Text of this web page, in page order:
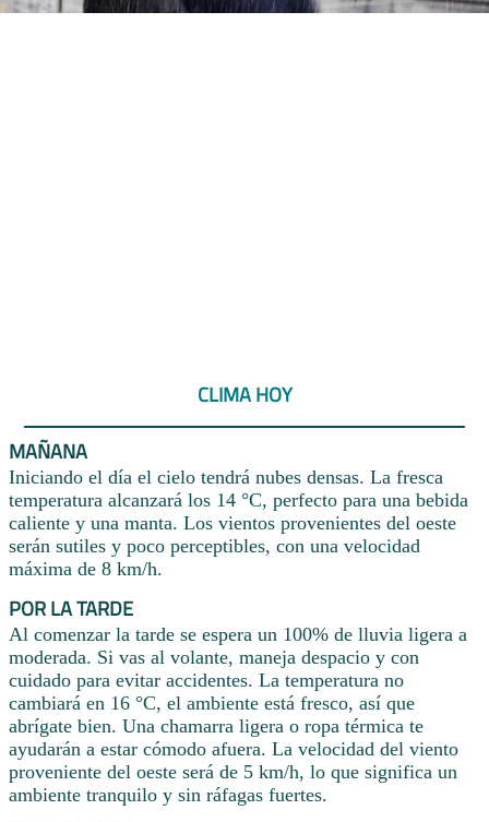
CLIMA HOY
MAÑANA
Iniciando el día el cielo tendrá nubes densas. La fresca
temperatura alcanzará los 14 °C, perfecto para una bebida
caliente y una manta. Los vientos provenientes del oeste
serán sutiles y poco perceptibles, con una velocidad
máxima de 8 km/h.
POR LA TARDE
Al comenzar la tarde se espera un 100% de lluvia ligera a
moderada. Si vas al volante, maneja despacio y con
cuidado para evitar accidentes. La temperatura no
cambiará en 16 °C, el ambiente está fresco, así que
abrígate bien. Una chamarra ligera o ropa térmica te
ayudarán a estar cómodo afuera. La velocidad del viento
proveniente del oeste será de 5 km/h, lo que significa un
ambiente tranquilo y sin ráfagas fuertes.